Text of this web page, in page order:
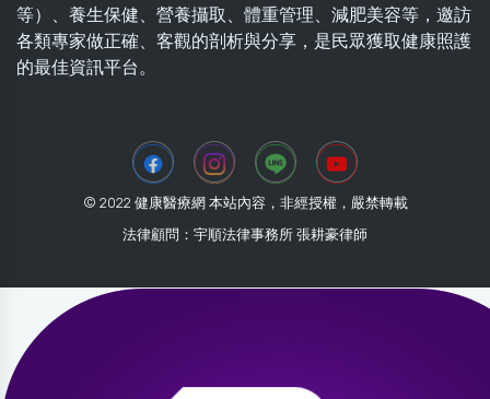
等）、養生保健、營養攝取、體重管理、減肥美容等，邀訪
各類專家做正確、客觀的剖析與分享，是民眾獲取健康照護
的最佳資訊平台。
© 2022 健康醫療網 本站內容，非經授權，嚴禁轉載
法律顧問：宇順法律事務所 張耕豪律師